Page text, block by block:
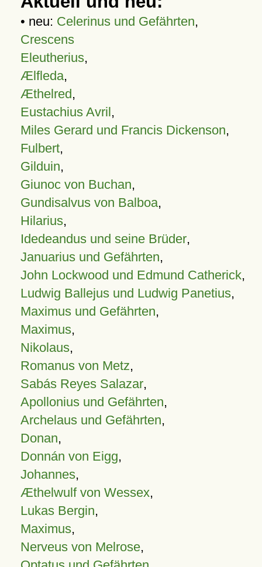
• neu: Celerinus und Gefährten,
Crescens
Eleutherius,
Ælfleda,
Æthelred,
Eustachius Avril,
Miles Gerard und Francis Dickenson,
Fulbert,
Gilduin,
Giunoc von Buchan,
Gundisalvus von Balboa,
Hilarius,
Idedeandus und seine Brüder,
Januarius und Gefährten,
John Lockwood und Edmund Catherick,
Ludwig Ballejus und Ludwig Panetius,
Maximus und Gefährten,
Maximus,
Nikolaus,
Romanus von Metz,
Sabás Reyes Salazar,
Apollonius und Gefährten,
Archelaus und Gefährten,
Donan,
Donnán von Eigg,
Johannes,
Æthelwulf von Wessex,
Lukas Bergin,
Maximus,
Nerveus von Melrose,